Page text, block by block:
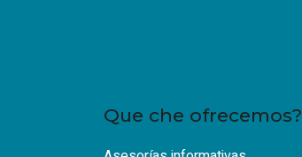
Que che ofrecemos?